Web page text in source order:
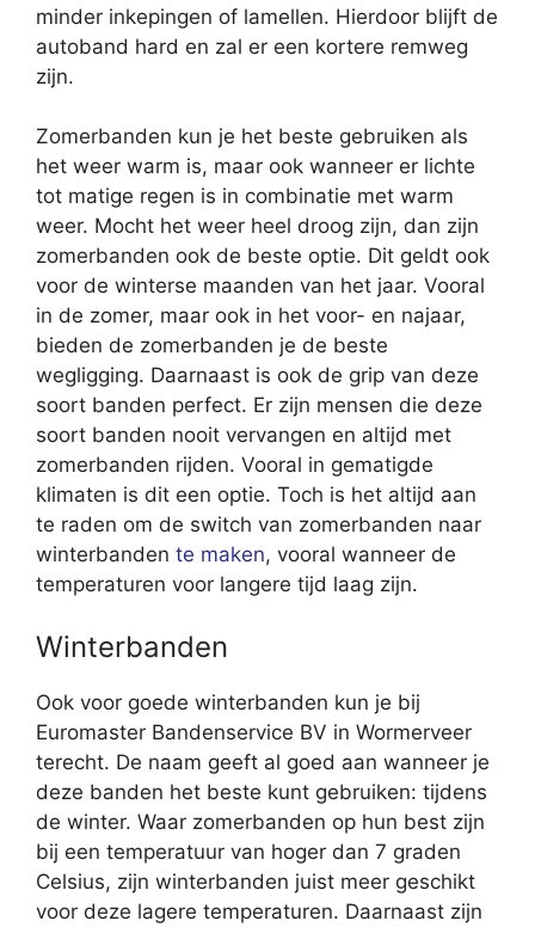
minder inkepingen of lamellen. Hierdoor blijft de
autoband hard en zal er een kortere remweg
zijn.
Zomerbanden kun je het beste gebruiken als
het weer warm is, maar ook wanneer er lichte
tot matige regen is in combinatie met warm
weer. Mocht het weer heel droog zijn, dan zijn
zomerbanden ook de beste optie. Dit geldt ook
voor de winterse maanden van het jaar. Vooral
in de zomer, maar ook in het voor- en najaar,
bieden de zomerbanden je de beste
wegligging. Daarnaast is ook de grip van deze
soort banden perfect. Er zijn mensen die deze
soort banden nooit vervangen en altijd met
zomerbanden rijden. Vooral in gematigde
klimaten is dit een optie. Toch is het altijd aan
te raden om de switch van zomerbanden naar
winterbanden te maken, vooral wanneer de
temperaturen voor langere tijd laag zijn.
Winterbanden
Ook voor goede winterbanden kun je bij
Euromaster Bandenservice BV in Wormerveer
terecht. De naam geeft al goed aan wanneer je
deze banden het beste kunt gebruiken: tijdens
de winter. Waar zomerbanden op hun best zijn
bij een temperatuur van hoger dan 7 graden
Celsius, zijn winterbanden juist meer geschikt
voor deze lagere temperaturen. Daarnaast zijn